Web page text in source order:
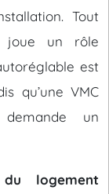
Tout
joue un rôle
est
qu’une VMC
un
logement